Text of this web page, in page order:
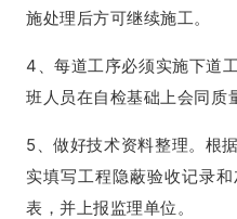
施处理后方可继续施工。
4、每道工序必须实施下道
班人员在自检基础上会同质
5、做好技术资料整理。根
实填写工程隐蔽验收记录
表，并上报监理单位。